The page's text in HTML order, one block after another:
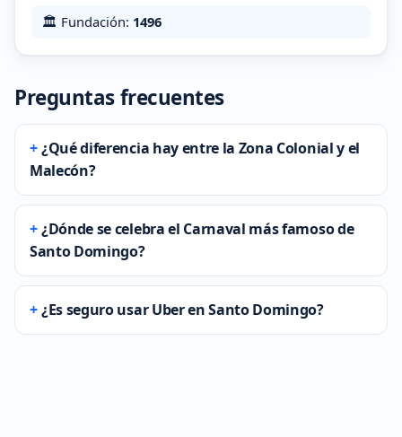
🏛️ Fundación: 1496
Preguntas frecuentes
¿Qué diferencia hay entre la Zona Colonial y el
Malecón?
¿Dónde se celebra el Carnaval más famoso de
Santo Domingo?
¿Es seguro usar Uber en Santo Domingo?